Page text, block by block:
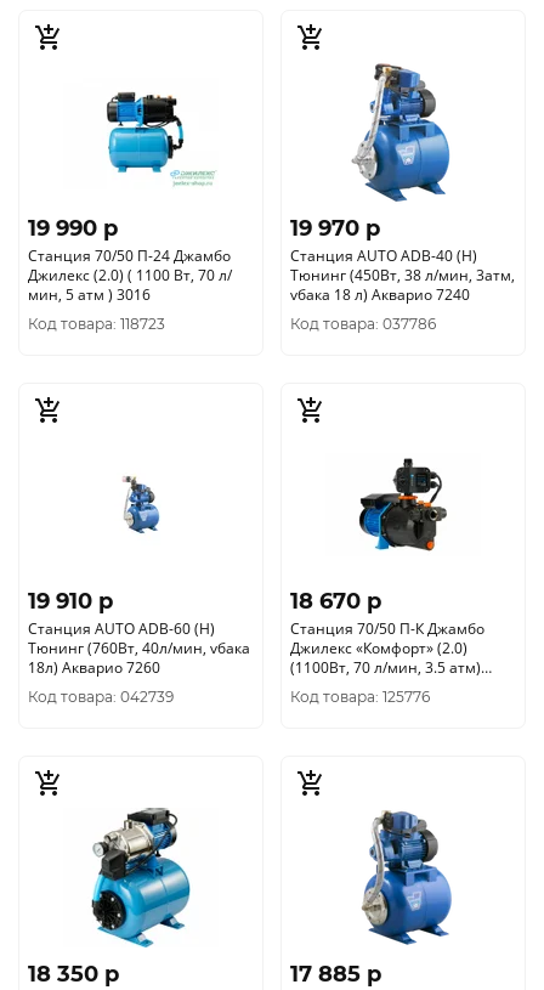
19 990 p
Станция 70/50 П-24 Джамбо
Джилекс (2.0) ( 1100 Вт, 70 л/
мин, 5 атм ) 3016
Код товара: 118723
19 970 p
Станция AUTO ADB-40 (H)
Тюнинг (450Вт, 38 л/мин, 3атм,
vбака 18 л) Акварио 7240
Код товара: 037786
19 910 p
Станция AUTO ADB-60 (H)
Тюнинг (760Вт, 40л/мин, vбака
18л) Акварио 7260
Код товара: 042739
18 670 p
Станция 70/50 П-К Джамбо
Джилекс «Комфорт» (2.0)
(1100Вт, 70 л/мин, 3.5 атм)
3036
Код товара: 125776
18 350 p 17 885 p